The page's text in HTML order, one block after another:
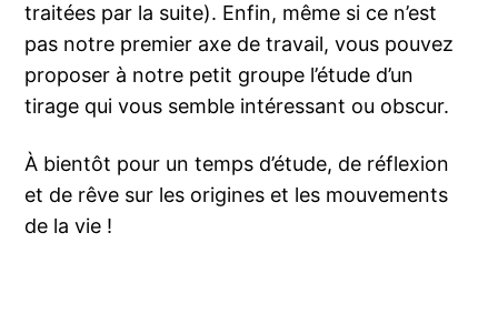
traitées par la suite). Enfin, même si ce n’est
pas notre premier axe de travail, vous pouvez
proposer à notre petit groupe l’étude d’un
tirage qui vous semble intéressant ou obscur.
À bientôt pour un temps d’étude, de réflexion
et de rêve sur les origines et les mouvements
de la vie !